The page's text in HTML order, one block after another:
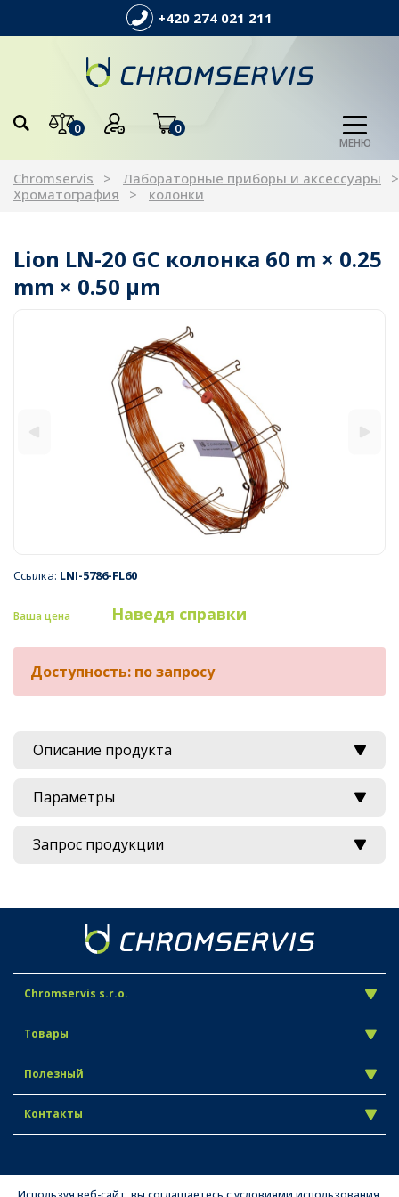
+420 274 021 211
0 0
МЕНЮ
Chromservis
Лабораторные приборы и аксессуары
Хроматография
колонки
Lion LN-20 GC колонка 60 m × 0.25
mm × 0.50 µm
Ссылка: LNI-5786-FL60
Ваша цена Наведя справки
Доступность: по запросу
Описание продукта
Параметры
Запрос продукции
Chromservis s.r.o.
Товары
Полезный
Контакты